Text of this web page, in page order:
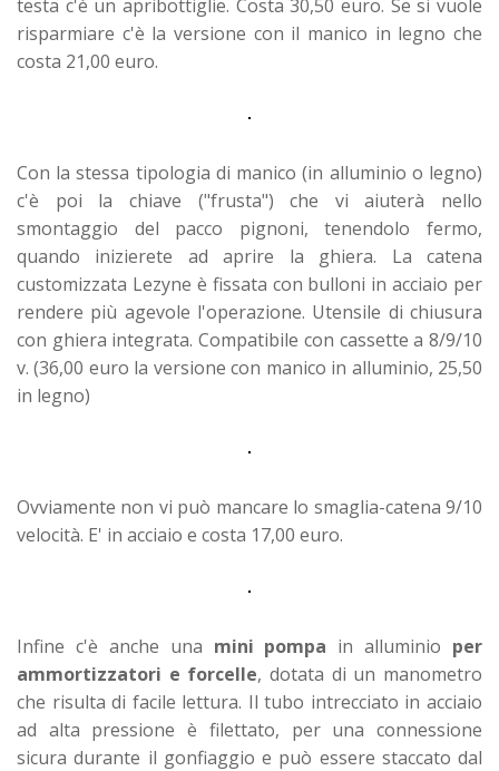
testa c'è un apribottiglie. Costa 30,50 euro. Se si vuole
risparmiare c'è la versione con il manico in legno che
costa 21,00 euro.
Con la stessa tipologia di manico (in alluminio o legno)
c'è poi la chiave ("frusta") che vi aiuterà nello
smontaggio del pacco pignoni, tenendolo fermo,
quando inizierete ad aprire la ghiera. La catena
customizzata Lezyne è fissata con bulloni in acciaio per
rendere più agevole l'operazione. Utensile di chiusura
con ghiera integrata. Compatibile con cassette a 8/9/10
v. (36,00 euro la versione con manico in alluminio, 25,50
in legno)
Ovviamente non vi può mancare lo smaglia-catena 9/10
velocità. E' in acciaio e costa 17,00 euro.
Infine c'è anche una mini pompa in alluminio per
ammortizzatori e forcelle, dotata di un manometro
che risulta di facile lettura. Il tubo intrecciato in acciaio
ad alta pressione è filettato, per una connessione
sicura durante il gonfiaggio e può essere staccato dal